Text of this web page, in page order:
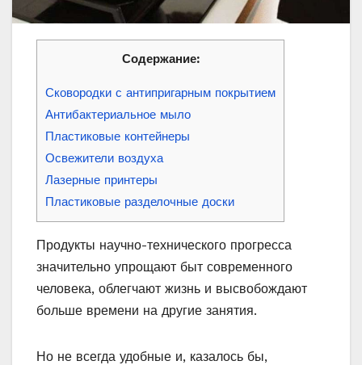
Содержание:
Сковородки с антипригарным покрытием
Антибактериальное мыло
Пластиковые контейнеры
Освежители воздуха
Лазерные принтеры
Пластиковые разделочные доски
Продукты научно-технического прогресса
значительно упрощают быт современного
человека, облегчают жизнь и высвобождают
больше времени на другие занятия.
Но не всегда удобные и, казалось бы,